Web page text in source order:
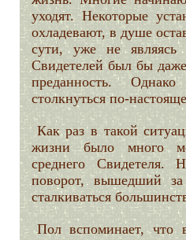
уходят. Некоторые
охладевают, в душе
сути, уже не являясь
Свидетелей был бы
преданность.
столкнуться по-
Как раз в такой
жизни было много
среднего
поворот, вышедший
сталкиваться
Пол вспоминает, что